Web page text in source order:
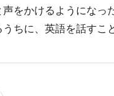
をかけるようになっ
ちに、英語を話すこ